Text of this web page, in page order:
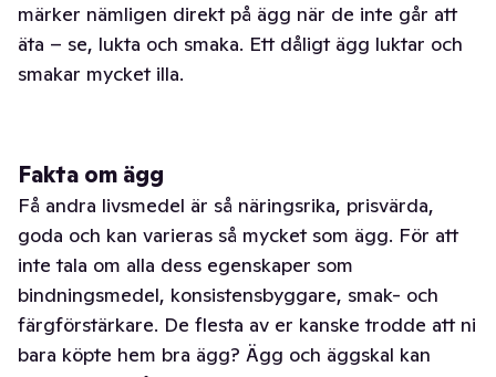
märker nämligen direkt på ägg när de inte går att
äta – se, lukta och smaka. Ett dåligt ägg luktar och
smakar mycket illa.
Fakta om ägg
Få andra livsmedel är så näringsrika, prisvärda,
goda och kan varieras så mycket som ägg. För att
inte tala om alla dess egenskaper som
bindningsmedel, konsistensbyggare, smak- och
färgförstärkare. De flesta av er kanske trodde att ni
bara köpte hem bra ägg? Ägg och äggskal kan